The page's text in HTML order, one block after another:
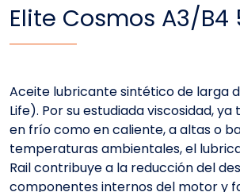
Elite Cosmos A3/B4
Aceite lubricante sintético de larga
Life). Por su estudiada viscosidad,
en frío como en caliente, a altas o
temperaturas ambientales, el
Rail contribuye a la reducción del
componentes internos del motor y